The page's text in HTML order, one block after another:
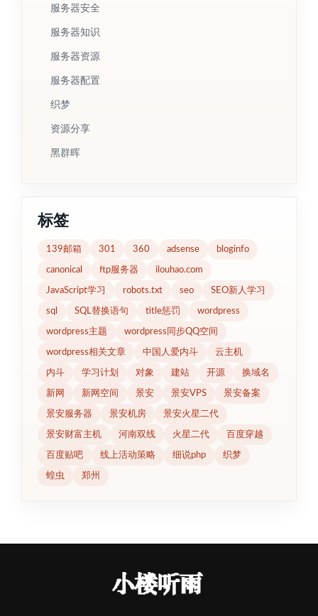
服务器安全
服务器知识
服务器资源
服务器配置
织梦
资源分享
黑群晖
标签
139邮箱 301 360 adsense bloginfo
canonical ftp服务器 ilouhao.com
JavaScript学习 robots.txt seo SEO新人学习
sql SQL替换语句 title惩罚 wordpress
wordpress主题 wordpress同步QQ空间
wordpress相关文章 中国人爱内斗 云主机
内斗 学习计划 对象 建站 开源 换域名
新网 新网空间 景安 景安VPS 景安备案
景安服务器 景安机房 景安火星二代
景安财富主机 河南双线 火星二代 百度穿越
百度贴吧 线上活动策略 细说php 织梦
蝗虫 郑州